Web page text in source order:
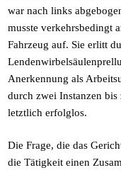
war nach links
musste verkehrsbedingt
Fahrzeug auf. Sie erlitt
Anerkennung als
durch zwei Instanzen
letztlich erfolglos.
Die Frage, die das
die Tätigkeit einen